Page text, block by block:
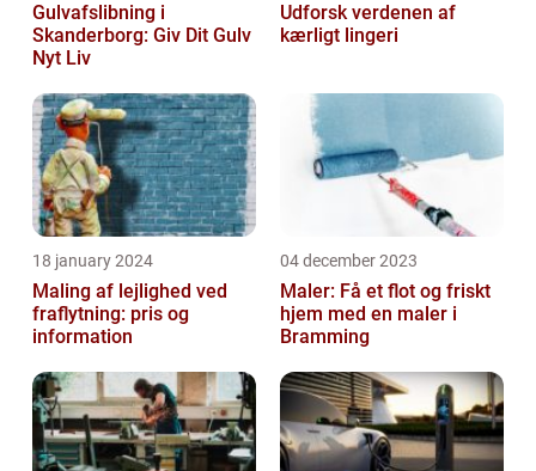
Gulvafslibning i
Skanderborg: Giv Dit Gulv
Nyt Liv
Udforsk verdenen af
kærligt lingeri
18 january 2024
Maling af lejlighed ved
fraflytning: pris og
information
04 december 2023
Maler: Få et flot og friskt
hjem med en maler i
Bramming